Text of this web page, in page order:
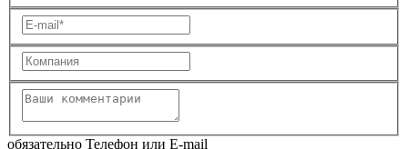
обязательно Телефон или E-mail